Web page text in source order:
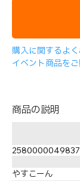
購入に関するよ
イベント商品を
商品の説明
2580000049837
やすこーん